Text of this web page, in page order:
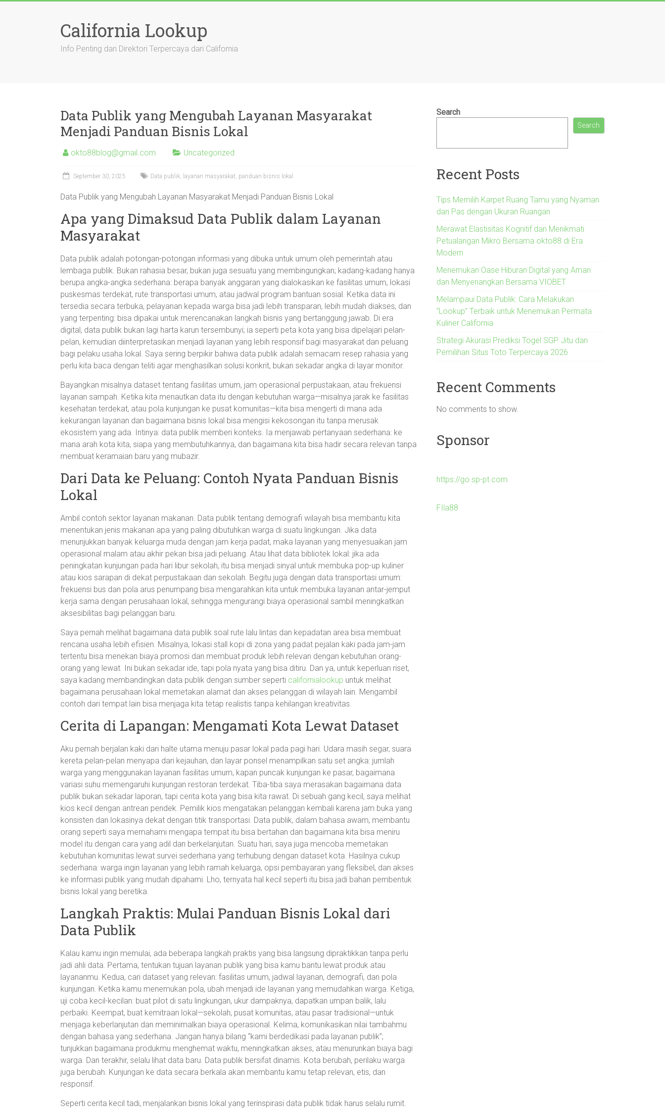
California Lookup
Info Penting dan Direktori Terpercaya dari California
Data Publik yang Mengubah Layanan Masyarakat
Menjadi Panduan Bisnis Lokal
okto88blog@gmail.com Uncategorized
September 30, 2025 Data publik, layanan masyarakat, panduan bisnis lokal
Data Publik yang Mengubah Layanan Masyarakat Menjadi Panduan Bisnis Lokal
Apa yang Dimaksud Data Publik dalam Layanan
Masyarakat
Data publik adalah potongan-potongan informasi yang dibuka untuk umum oleh pemerintah atau
lembaga publik. Bukan rahasia besar, bukan juga sesuatu yang membingungkan; kadang-kadang hanya
berupa angka-angka sederhana: berapa banyak anggaran yang dialokasikan ke fasilitas umum, lokasi
puskesmas terdekat, rute transportasi umum, atau jadwal program bantuan sosial. Ketika data ini
tersedia secara terbuka, pelayanan kepada warga bisa jadi lebih transparan, lebih mudah diakses, dan
yang terpenting: bisa dipakai untuk merencanakan langkah bisnis yang bertanggung jawab. Di era
digital, data publik bukan lagi harta karun tersembunyi; ia seperti peta kota yang bisa dipelajari pelan-
pelan, kemudian diinterpretasikan menjadi layanan yang lebih responsif bagi masyarakat dan peluang
bagi pelaku usaha lokal. Saya sering berpikir bahwa data publik adalah semacam resep rahasia yang
perlu kita baca dengan teliti agar menghasilkan solusi konkrit, bukan sekadar angka di layar monitor.
Bayangkan misalnya dataset tentang fasilitas umum, jam operasional perpustakaan, atau frekuensi
layanan sampah. Ketika kita menautkan data itu dengan kebutuhan warga—misalnya jarak ke fasilitas
kesehatan terdekat, atau pola kunjungan ke pusat komunitas—kita bisa mengerti di mana ada
kekurangan layanan dan bagaimana bisnis lokal bisa mengisi kekosongan itu tanpa merusak
ekosistem yang ada. Intinya: data publik memberi konteks. Ia menjawab pertanyaan sederhana: ke
mana arah kota kita, siapa yang membutuhkannya, dan bagaimana kita bisa hadir secara relevan tanpa
membuat keramaian baru yang mubazir.
Dari Data ke Peluang: Contoh Nyata Panduan Bisnis
Lokal
Ambil contoh sektor layanan makanan. Data publik tentang demografi wilayah bisa membantu kita
menentukan jenis makanan apa yang paling dibutuhkan warga di suatu lingkungan. Jika data
menunjukkan banyak keluarga muda dengan jam kerja padat, maka layanan yang menyesuaikan jam
operasional malam atau akhir pekan bisa jadi peluang. Atau lihat data bibliotek lokal: jika ada
peningkatan kunjungan pada hari libur sekolah, itu bisa menjadi sinyal untuk membuka pop-up kuliner
atau kios sarapan di dekat perpustakaan dan sekolah. Begitu juga dengan data transportasi umum:
frekuensi bus dan pola arus penumpang bisa mengarahkan kita untuk membuka layanan antar-jemput
kerja sama dengan perusahaan lokal, sehingga mengurangi biaya operasional sambil meningkatkan
aksesibilitas bagi pelanggan baru.
Saya pernah melihat bagaimana data publik soal rute lalu lintas dan kepadatan area bisa membuat
rencana usaha lebih efisien. Misalnya, lokasi stall kopi di zona yang padat pejalan kaki pada jam-jam
tertentu bisa menekan biaya promosi dan membuat produk lebih relevan dengan kebutuhan orang-
orang yang lewat. Ini bukan sekadar ide, tapi pola nyata yang bisa ditiru. Dan ya, untuk keperluan riset,
saya kadang membandingkan data publik dengan sumber seperti californialookup untuk melihat
bagaimana perusahaan lokal memetakan alamat dan akses pelanggan di wilayah lain. Mengambil
contoh dari tempat lain bisa menjaga kita tetap realistis tanpa kehilangan kreativitas.
Cerita di Lapangan: Mengamati Kota Lewat Dataset
Aku pernah berjalan kaki dari halte utama menuju pasar lokal pada pagi hari. Udara masih segar, suara
kereta pelan-pelan menyapa dari kejauhan, dan layar ponsel menampilkan satu set angka: jumlah
warga yang menggunakan layanan fasilitas umum, kapan puncak kunjungan ke pasar, bagaimana
variasi suhu memengaruhi kunjungan restoran terdekat. Tiba-tiba saya merasakan bagaimana data
publik bukan sekadar laporan, tapi cerita kota yang bisa kita rawat. Di sebuah gang kecil, saya melihat
kios kecil dengan antrean pendek. Pemilik kios mengatakan pelanggan kembali karena jam buka yang
konsisten dan lokasinya dekat dengan titik transportasi. Data publik, dalam bahasa awam, membantu
orang seperti saya memahami mengapa tempat itu bisa bertahan dan bagaimana kita bisa meniru
model itu dengan cara yang adil dan berkelanjutan. Suatu hari, saya juga mencoba memetakan
kebutuhan komunitas lewat survei sederhana yang terhubung dengan dataset kota. Hasilnya cukup
sederhana: warga ingin layanan yang lebih ramah keluarga, opsi pembayaran yang fleksibel, dan akses
ke informasi publik yang mudah dipahami. Lho, ternyata hal kecil seperti itu bisa jadi bahan pembentuk
bisnis lokal yang beretika.
Langkah Praktis: Mulai Panduan Bisnis Lokal dari
Data Publik
Kalau kamu ingin memulai, ada beberapa langkah praktis yang bisa langsung dipraktikkan tanpa perlu
jadi ahli data. Pertama, tentukan tujuan layanan publik yang bisa kamu bantu lewat produk atau
layananmu. Kedua, cari dataset yang relevan: fasilitas umum, jadwal layanan, demografi, dan pola
kunjungan. Ketika kamu menemukan pola, ubah menjadi ide layanan yang memudahkan warga. Ketiga,
uji coba kecil-kecilan: buat pilot di satu lingkungan, ukur dampaknya, dapatkan umpan balik, lalu
perbaiki. Keempat, buat kemitraan lokal—sekolah, pusat komunitas, atau pasar tradisional—untuk
menjaga keberlanjutan dan meminimalkan biaya operasional. Kelima, komunikasikan nilai tambahmu
dengan bahasa yang sederhana. Jangan hanya bilang “kami berdedikasi pada layanan publik”;
tunjukkan bagaimana produkmu menghemat waktu, meningkatkan akses, atau menurunkan biaya bagi
warga. Dan terakhir, selalu lihat data baru. Data publik bersifat dinamis. Kota berubah, perilaku warga
juga berubah. Kunjungan ke data secara berkala akan membantu kamu tetap relevan, etis, dan
responsif.
Seperti cerita kecil tadi, menjalankan bisnis lokal yang terinspirasi data publik tidak harus selalu rumit.
Search
Search
Recent Posts
Tips Memilih Karpet Ruang Tamu yang Nyaman
dan Pas dengan Ukuran Ruangan
Merawat Elastisitas Kognitif dan Menikmati
Petualangan Mikro Bersama okto88 di Era
Modern
Menemukan Oase Hiburan Digital yang Aman
dan Menyenangkan Bersama VIOBET
Melampaui Data Publik: Cara Melakukan
“Lookup” Terbaik untuk Menemukan Permata
Kuliner California
Strategi Akurasi Prediksi Togel SGP Jitu dan
Pemilihan Situs Toto Terpercaya 2026
Recent Comments
No comments to show.
Sponsor
https://go.sp-pt.com
FIla88